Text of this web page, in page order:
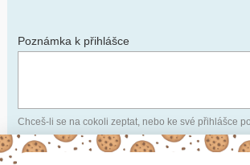
Poznámka k přihlášce
Chceš-li se na cokoli zeptat, nebo ke své přihlášce
Anonymní profil – odesláním přihlášky